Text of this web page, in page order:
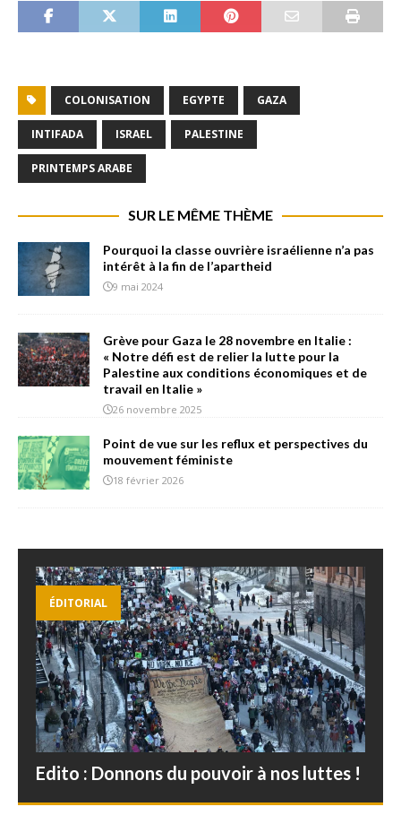
COLONISATION EGYPTE GAZA
INTIFADA ISRAEL PALESTINE
PRINTEMPS ARABE
SUR LE MÊME THÈME
Pourquoi la classe ouvrière israélienne n’a pas
intérêt à la fin de l’apartheid
9 mai 2024
Grève pour Gaza le 28 novembre en Italie :
« Notre défi est de relier la lutte pour la
Palestine aux conditions économiques et de
travail en Italie »
26 novembre 2025
Point de vue sur les reflux et perspectives du
mouvement féministe
18 février 2026
ÉDITORIAL
Edito : Donnons du pouvoir à nos luttes !